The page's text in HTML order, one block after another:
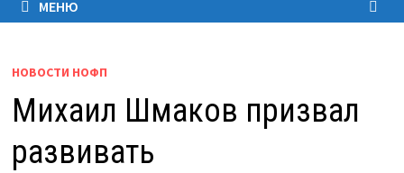
МЕНЮ
НОВОСТИ НОФП
Михаил Шмаков призвал
развивать